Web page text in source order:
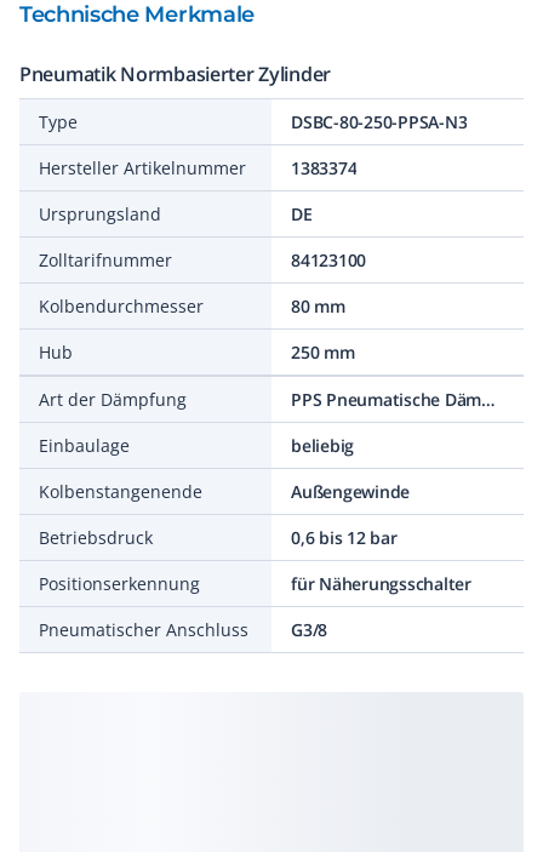
Technische Merkmale
Pneumatik Normbasierter Zylinder
Type
DSBC-80-250-PPSA-N3
Hersteller Artikelnummer
1383374
Ursprungsland
DE
Zolltarifnummer
84123100
Kolbendurchmesser
80 mm
Hub
250 mm
Art der Dämpfung
PPS Pneumatische Dämpfung selbsteinstellend
Einbaulage
beliebig
Kolbenstangenende
Außengewinde
Betriebsdruck
0,6 bis 12 bar
Positionserkennung
für Näherungsschalter
Pneumatischer Anschluss
G3/8